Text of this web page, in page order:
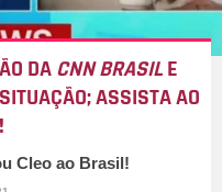
DACNN BRASILE
ASSISTA AO
Cleo ao Brasil!